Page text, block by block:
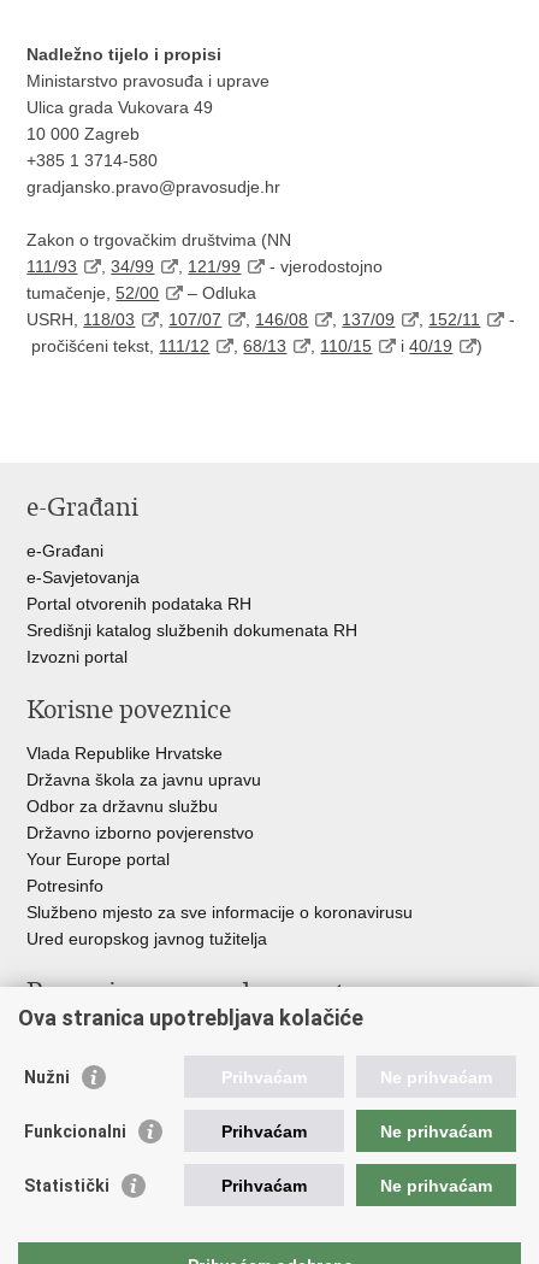
Nadležno tijelo i propisi
Ministarstvo pravosuđa i uprave
Ulica grada Vukovara 49
10 000 Zagreb
+385 1 3714-580
gradjansko.pravo@pravosudje.hr
Zakon o trgovačkim društvima (NN
111/93
,34/99 121/99
- vjerodostojno
tumačenje,52/00
– Odluka
USRH, 118/03 107/07 146/08 137/09 152/11
-
pročišćeni tekst, 111/12 ,68/13 110/15 i40/19 )
e-Građani
e-Građani
e-Savjetovanja
Portal otvorenih podataka RH
Središnji katalog službenih dokumenata RH
Izvozni portal
Korisne poveznice
Vlada Republike Hrvatske
Državna škola za javnu upravu
Odbor za državnu službu
Državno izborno povjerenstvo
Your Europe portal
Potresinfo
Službeno mjesto za sve informacije o koronavirusu
Ured europskog javnog tužitelja
Poveznice pravosudnog sustava
Državno odvjetništvo
Ured za suzbijanje korupcije i organiziranog kriminaliteta
Državnoodvjetničko vijeće
Hrvatska odvjetnička komora
Europski pravosudni portal
Ova stranica upotrebljava kolačiće
Nužni Prihvaćam Ne prihvaćam
Funkcionalni Prihvaćam Ne prihvaćam
Statistički Prihvaćam Ne prihvaćam